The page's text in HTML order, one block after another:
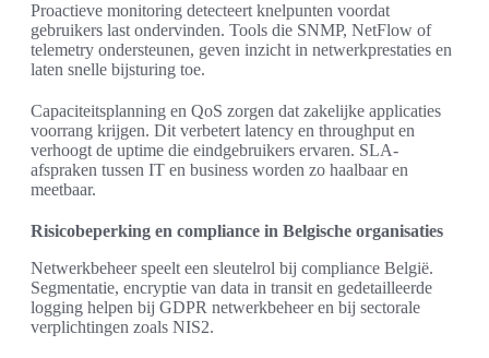
Proactieve monitoring detecteert knelpunten voordat
gebruikers last ondervinden. Tools die SNMP, NetFlow of
telemetry ondersteunen, geven inzicht in netwerkprestaties en
laten snelle bijsturing toe.
Capaciteitsplanning en QoS zorgen dat zakelijke applicaties
voorrang krijgen. Dit verbetert latency en throughput en
verhoogt de uptime die eindgebruikers ervaren. SLA-
afspraken tussen IT en business worden zo haalbaar en
meetbaar.
Risicobeperking en compliance in Belgische organisaties
Netwerkbeheer speelt een sleutelrol bij compliance België.
Segmentatie, encryptie van data in transit en gedetailleerde
logging helpen bij GDPR netwerkbeheer en bij sectorale
verplichtingen zoals NIS2.